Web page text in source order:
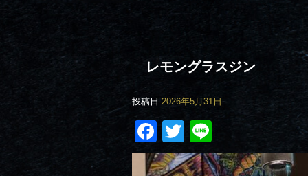
レモングラスジン
投稿日 2026年5月31日
Facebook
Twitter
Line